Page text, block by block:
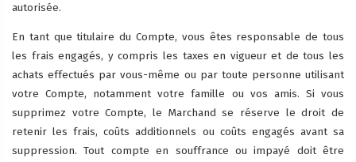
autorisée.
En tant que titulaire du Compte, vous êtes responsable de tous
les frais engagés, y compris les taxes en vigueur et de tous les
achats effectués par vous-même ou par toute personne utilisant
votre Compte, notamment votre famille ou vos amis. Si vous
supprimez votre Compte, le Marchand se réserve le droit de
retenir les frais, coûts additionnels ou coûts engagés avant sa
suppression. Tout compte en souffrance ou impayé doit être